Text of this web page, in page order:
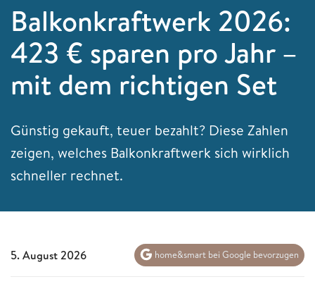
Balkonkraftwerk 2026:
423 € sparen pro Jahr –
mit dem richtigen Set
Günstig gekauft, teuer bezahlt? Diese Zahlen
zeigen, welches Balkonkraftwerk sich wirklich
schneller rechnet.
5. August 2026 home&smart bei Google bevorzugen